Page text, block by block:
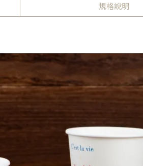
規格說明